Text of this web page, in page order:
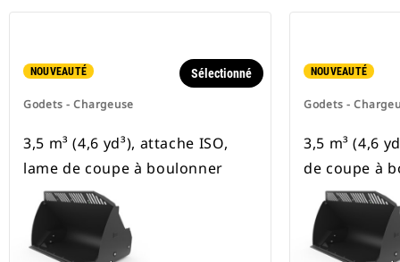
NOUVEAUTÉ
Godets - Chargeuse
Sélectionné
3,5 m³ (4,6 yd³), attache ISO,
lame de coupe à boulonner
NOUVEAUTÉ
Godets -
3,5 m³ (4,6
de coupe à